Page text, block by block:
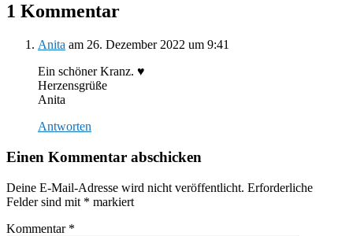
1 Kommentar
Anita am 26. Dezember 2022 um 9:41
Ein schöner Kranz. ♥
Herzensgrüße
Anita
Antworten
Einen Kommentar abschicken
Deine E-Mail-Adresse wird nicht veröffentlicht. Erforderliche
Felder sind mit * markiert
Kommentar *